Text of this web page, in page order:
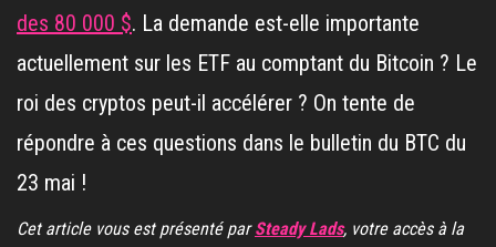
des 80 000 $. La demande est-elle importante
actuellement sur les ETF au comptant du Bitcoin ? Le
roi des cryptos peut-il accélérer ? On tente de
répondre à ces questions dans le bulletin du BTC du
23 mai !
Cet article vous est présenté parSteady Lads, votre accès à la